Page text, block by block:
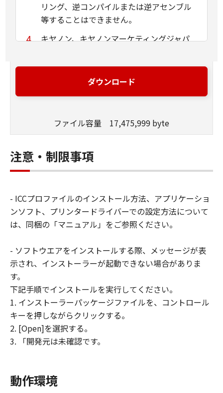
リング、逆コンパイルまたは逆アセンブル
等することはできません。
キヤノン、キヤノンマーケティングジャパ
は、本ソフトウェアがユーザーの特定の目
的のために適当であること、もしくは有用
ていかなる保証もいたしません。
キヤノン、キヤノンマーケティングジャパ
ン株式会社およびキヤノンのライセンサー
は、本ソフトウェアの使用に付随または関
連して生ずる直接的または間接的な損失、
一切の責任を負いません。
ユーザーは、日本国政府または該当国の政
府より必要な許可等を得ることなしに、本
ソフトウェアの全部または一部を、直接ま
たは間接に輸出してはなりません。
ダウンロード
ファイル容量 17,475,999 byte
注意・制限事項
- ICCプロファイルのインストール方法、アプリケーショ
ンソフト、プリンタードライバーでの設定方法について
は、同梱の「マニュアル」をご参照ください。
- ソフトウエアをインストールする際、メッセージが表
示され、インストーラーが起動できない場合がありま
す。
下記手順でインストールを実行してください。
1. インストーラーパッケージファイルを、コントロール
キーを押しながらクリックする。
2. [Open]を選択する。
3. 「開発元は未確認です。
動作環境